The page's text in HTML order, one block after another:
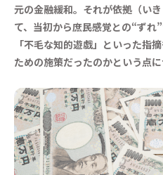
元の金融緩和。それが依拠（い
て、当初から庶民感覚との“ず
「不毛な知的遊戯」といった指
ための施策だったのかという点